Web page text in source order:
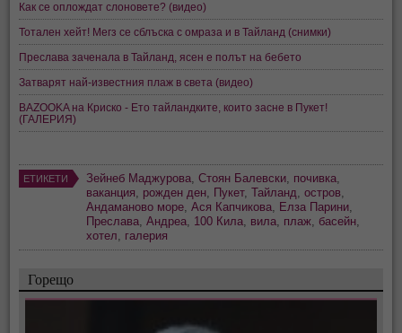
Как се оплождат слоновете? (видео)
Тотален хейт! Мегз се сблъска с омраза и в Тайланд (снимки)
Преслава заченала в Тайланд, ясен е полът на бебето
Затварят най-известния плаж в света (видео)
BAZOOKA на Криско - Ето тайландките, които засне в Пукет!
(ГАЛЕРИЯ)
ЕТИКЕТИ Зейнеб Маджурова,Стоян Балевски, почивка,
ваканция, рожден ден, Пукет,Тайланд,остров,
Андаманово море,Ася Капчикова, Елза Парини,
Преслава,Андреа, 100 Кила, вила, плаж, басейн,
хотел, галерия
Горещо